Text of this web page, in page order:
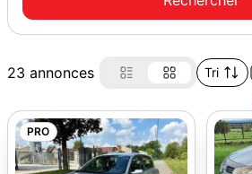
23 annonces Tri
PRO